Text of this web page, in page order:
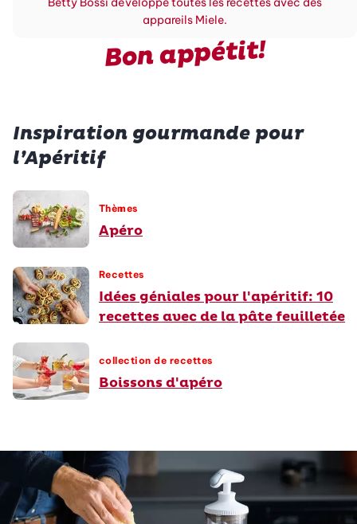
appareils Miele.
Bon appétit!
Inspiration gourmande pour
l’Apéritif
Thèmes
Apéro
Recettes
Idées géniales pour l'apéritif: 10
recettes avec de la pâte feuilletée
collection de recettes
Boissons d'apéro